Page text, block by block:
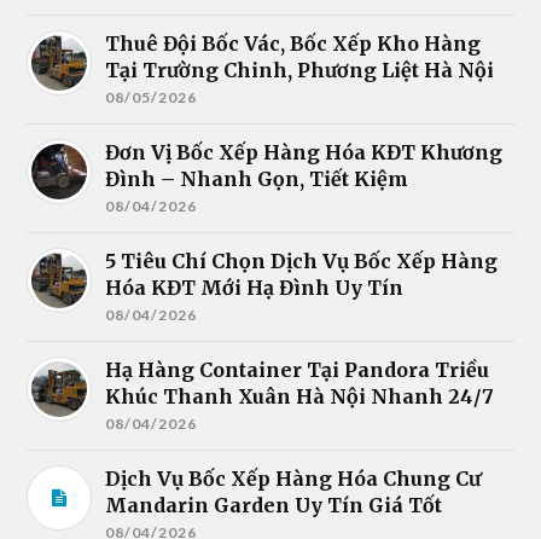
Thuê Đội Bốc Vác, Bốc Xếp Kho Hàng
Tại Trường Chinh, Phương Liệt Hà Nội
08/05/2026
Đơn Vị Bốc Xếp Hàng Hóa KĐT Khương
Đình – Nhanh Gọn, Tiết Kiệm
08/04/2026
5 Tiêu Chí Chọn Dịch Vụ Bốc Xếp Hàng
Hóa KĐT Mới Hạ Đình Uy Tín
08/04/2026
Hạ Hàng Container Tại Pandora Triều
Khúc Thanh Xuân Hà Nội Nhanh 24/7
08/04/2026
Dịch Vụ Bốc Xếp Hàng Hóa Chung Cư
Mandarin Garden Uy Tín Giá Tốt
08/04/2026